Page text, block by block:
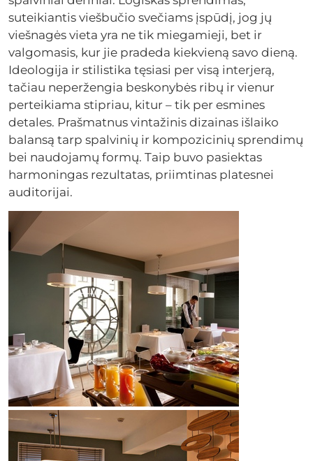
suteikiantis viešbučio svečiams įspūdį, jog jų
viešnagės vieta yra ne tik miegamieji, bet ir
valgomasis, kur jie pradeda kiekvieną savo dieną.
Ideologija ir stilistika tęsiasi per visą interjerą,
tačiau neperžengia beskonybės ribų ir vienur
perteikiama stipriau, kitur – tik per esmines
detales. Prašmatnus vintažinis dizainas išlaiko
balansą tarp spalvinių ir kompozicinių sprendimų
bei naudojamų formų. Taip buvo pasiektas
harmoningas rezultatas, priimtinas platesnei
auditorijai.